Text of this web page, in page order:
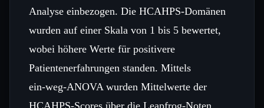
Analyse einbezogen. Die HCAHPS‑Domänen
wurden auf einer Skala von 1 bis 5 bewertet,
wobei höhere Werte für positivere
Patientenerfahrungen standen. Mittels
ein‑weg‑ANOVA wurden Mittelwerte der
HCAHPS‑Scores über die Leapfrog‑Noten